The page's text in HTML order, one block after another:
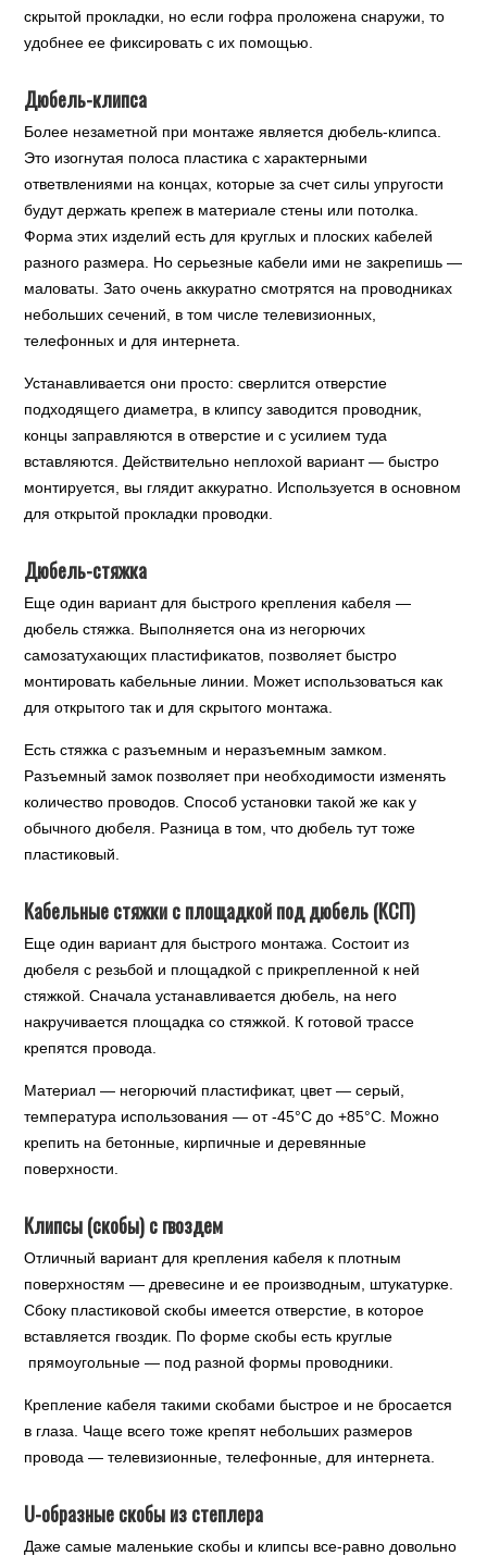
скрытой прокладки, но если гофра проложена снаружи, то
удобнее ее фиксировать с их помощью.
Дюбель-клипса
Более незаметной при монтаже является дюбель-клипса.
Это изогнутая полоса пластика с характерными
ответвлениями на концах, которые за счет силы упругости
будут держать крепеж в материале стены или потолка.
Форма этих изделий есть для круглых и плоских кабелей
разного размера. Но серьезные кабели ими не закрепишь —
маловаты. Зато очень аккуратно смотрятся на проводниках
небольших сечений, в том числе телевизионных,
телефонных и для интернета.
Устанавливается они просто: сверлится отверстие
подходящего диаметра, в клипсу заводится проводник,
концы заправляются в отверстие и с усилием туда
вставляются. Действительно неплохой вариант — быстро
монтируется, вы глядит аккуратно. Используется в основном
для открытой прокладки проводки.
Дюбель-стяжка
Еще один вариант для быстрого крепления кабеля —
дюбель стяжка. Выполняется она из негорючих
самозатухающих пластификатов, позволяет быстро
монтировать кабельные линии. Может использоваться как
для открытого так и для скрытого монтажа.
Есть стяжка с разъемным и неразъемным замком.
Разъемный замок позволяет при необходимости изменять
количество проводов. Способ установки такой же как у
обычного дюбеля. Разница в том, что дюбель тут тоже
пластиковый.
Кабельные стяжки с площадкой под дюбель (КСП)
Еще один вариант для быстрого монтажа. Состоит из
дюбеля с резьбой и площадкой с прикрепленной к ней
стяжкой. Сначала устанавливается дюбель, на него
накручивается площадка со стяжкой. К готовой трассе
крепятся провода.
Материал — негорючий пластификат, цвет — серый,
температура использования — от -45°C до +85°C. Можно
крепить на бетонные, кирпичные и деревянные
поверхности.
Клипсы (скобы) с гвоздем
Отличный вариант для крепления кабеля к плотным
поверхностям — древесине и ее производным, штукатурке.
Сбоку пластиковой скобы имеется отверстие, в которое
вставляется гвоздик. По форме скобы есть круглые
прямоугольные — под разной формы проводники.
Крепление кабеля такими скобами быстрое и не бросается
в глаза. Чаще всего тоже крепят небольших размеров
провода — телевизионные, телефонные, для интернета.
U-образные скобы из степлера
Даже самые маленькие скобы и клипсы все-равно довольно